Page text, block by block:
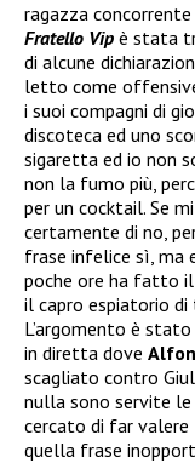
ragazza
Fratello Vip è stata
di alcune
letto come
i suoi compagni di
discoteca ed uno
sigaretta ed io non
non la fumo più,
per un cocktail. Se
certamente di no,
frase infelice sì, ma
poche ore ha fatto
il capro espiatorio
L’argomento è
in diretta dove
scagliato contro
nulla sono servite le
cercato di far valere
quella frase